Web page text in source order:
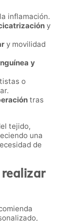
inflamación.
y
y movilidad
y
o
tras
tejido,
una
de
realizar